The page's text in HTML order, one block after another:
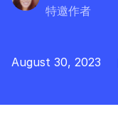
特邀作者
August 30, 2023